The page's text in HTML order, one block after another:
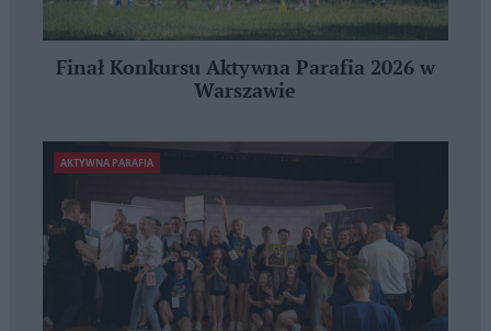
Finał Konkursu Aktywna Parafia 2026 w
Warszawie
AKTYWNA PARAFIA